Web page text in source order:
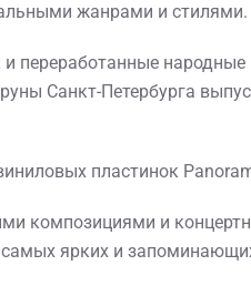
жанрами и стилями.
переработанные народные
Санкт-Петербурга
пластинок
композициями и
ярких и